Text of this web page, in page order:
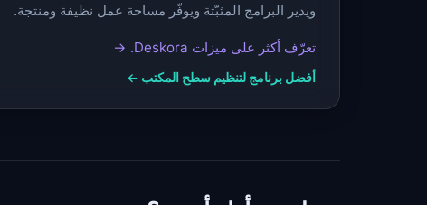
ويدير البرامج المثبّتة ويوفّر مساحة عمل نظيفة ومنتجة.
تعرّف أكثر على ميزات Deskora. →
أفضل برنامج لتنظيم سطح المكتب ←